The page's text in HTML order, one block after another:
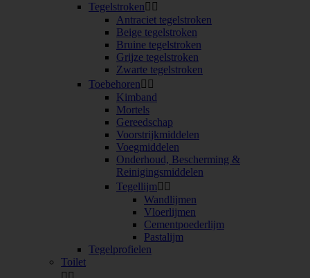
Tegelstroken 
Antraciet tegelstroken
Beige tegelstroken
Bruine tegelstroken
Grijze tegelstroken
Zwarte tegelstroken
Toebehoren 
Kimband
Mortels
Gereedschap
Voorstrijkmiddelen
Voegmiddelen
Onderhoud, Bescherming &
Reinigingsmiddelen
Tegellijm 
Wandlijmen
Vloerlijmen
Cementpoederlijm
Pastalijm
Tegelprofielen
Toilet